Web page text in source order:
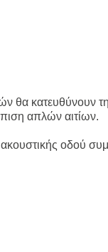
θα κατευθύνουν
απλών αιτίων.
οδού